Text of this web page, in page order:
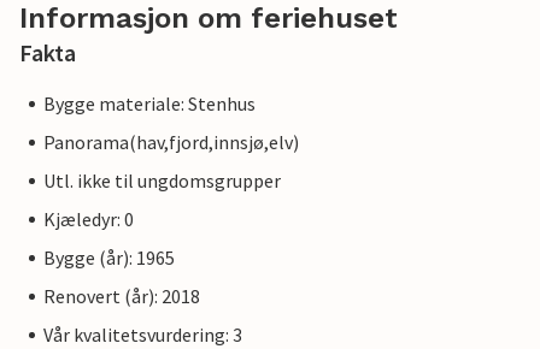
Informasjon om feriehuset
Fakta
Bygge materiale: Stenhus
Panorama(hav,fjord,innsjø,elv)
Utl. ikke til ungdomsgrupper
Kjæledyr: 0
Bygge (år): 1965
Renovert (år): 2018
Vår kvalitetsvurdering: 3